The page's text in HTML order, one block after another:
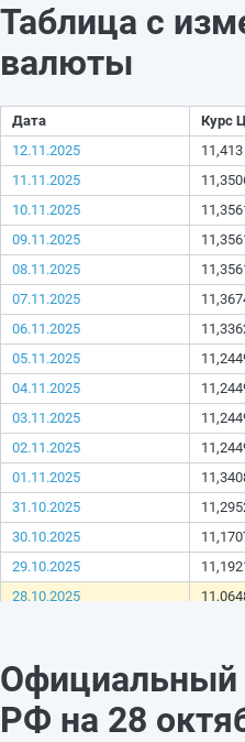
Таблица с
валюты
Дата
Курс
12.11.2025
11,413
11.11.2025
10.11.2025
09.11.2025
08.11.2025
07.11.2025
06.11.2025
05.11.2025
04.11.2025
03.11.2025
02.11.2025
01.11.2025
31.10.2025
30.10.2025
29.10.2025
28.10.2025
25.10.2025
11,3079
24.10.2025
РФ на 28